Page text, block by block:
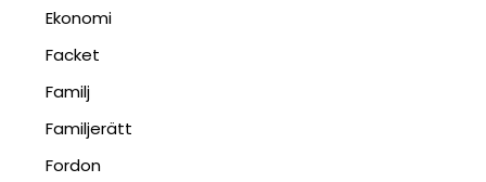
Ekonomi
Facket
Familj
Familjerätt
Fordon